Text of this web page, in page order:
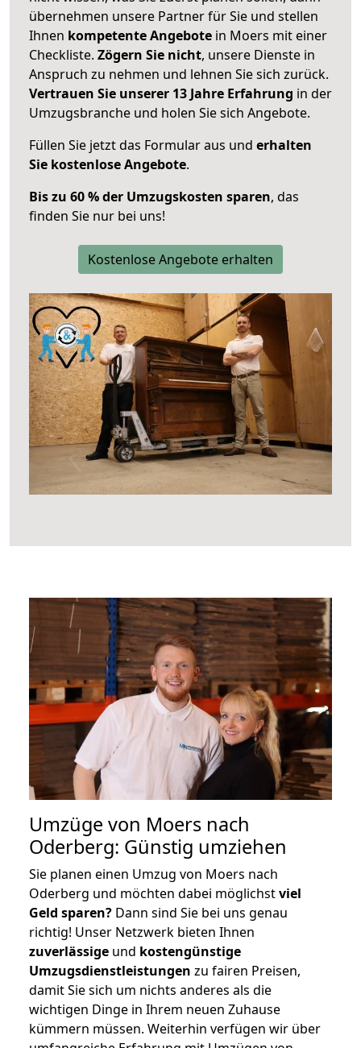
übernehmen unsere Partner für Sie und stellen
Ihnen kompetente Angebote in Moers mit einer
Checkliste. Zögern Sie nicht, unsere Dienste in
Anspruch zu nehmen und lehnen Sie sich zurück.
Vertrauen Sie unserer 13 Jahre Erfahrung in der
Umzugsbranche und holen Sie sich Angebote.
Füllen Sie jetzt das Formular aus und erhalten
Sie kostenlose Angebote.
Bis zu 60 % der Umzugskosten sparen, das
finden Sie nur bei uns!
Kostenlose Angebote erhalten
Umzüge von Moers nach
Oderberg: Günstig umziehen
Sie planen einen Umzug von Moers nach
Oderberg und möchten dabei möglichstviel
Geld sparen? Dann sind Sie bei uns genau
richtig! Unser Netzwerk bieten Ihnen
zuverlässige und kostengünstige
Umzugsdienstleistungen zu fairen Preisen,
damit Sie sich um nichts anderes als die
wichtigen Dinge in Ihrem neuen Zuhause
kümmern müssen. Weiterhin verfügen wir über